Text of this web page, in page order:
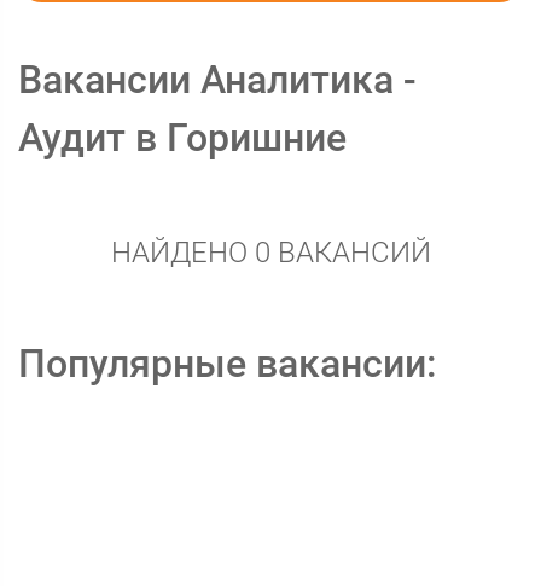
Вакансии Аналитика -
Аудит в Горишние
НАЙДЕНО 0 ВАКАНСИЙ
Популярные вакансии: